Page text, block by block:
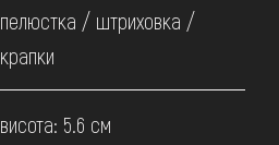
пелюстка / штриховка /
крапки
висота: 5.6 см